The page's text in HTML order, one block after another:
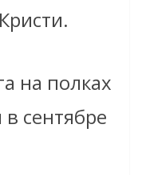
на полках
сентябре